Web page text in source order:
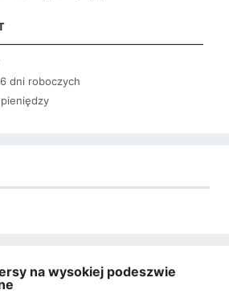
dni roboczych
na wysokiej podeszwie